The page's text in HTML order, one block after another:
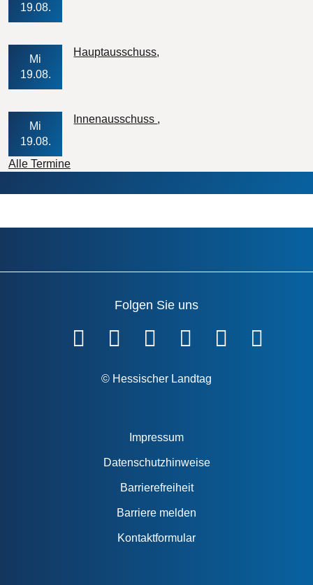
19.08.
Mi
19.08.
Hauptausschuss
Mi
19.08.
Innenausschuss
Alle Termine
Folgen Sie uns
© Hessischer Landtag
Impressum
Datenschutzhinweise
Barrierefreiheit
Barriere melden
Kontaktformular